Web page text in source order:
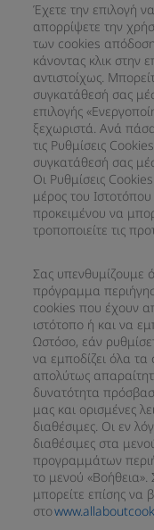
Έχετε την επιλογή
απορρίψετε την
των cookies
κάνοντας κλικ στην
αντιστοίχως.
συγκατάθεσή σας
επιλογής
ξεχωριστά. Ανά
τις Ρυθμίσεις
συγκατάθεσή σας
Οι Ρυθμίσεις
μέρος του
προκειμένου να
τροποποιείτε τις
Σας υπενθυμίζουμε
πρόγραμμα
cookies που έχουν
ιστότοπο ή και να
Ωστόσο, εάν
να εμποδίζει όλα
απολύτως
δυνατότητα
μας και ορισμένες
διαθέσιμες. Οι εν
διαθέσιμες στα
προγραμμάτων
το μενού «Βοήθεια».
μπορείτε επίσης να
στο